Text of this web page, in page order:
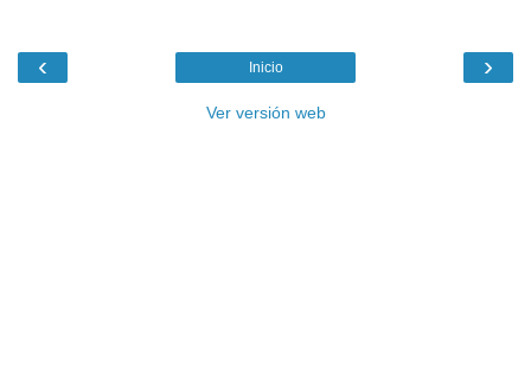
‹ ›
Inicio
Ver versión web